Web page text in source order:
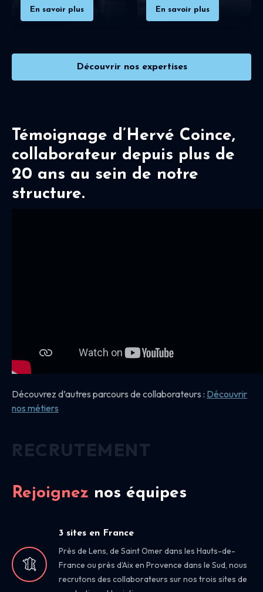
En savoir plus En savoir plus
Découvrir nos expertises
Témoignage d’Hervé Coince,
collaborateur depuis plus de
20 ans au sein de notre
structure.
Découvrez d’autres parcours de collaborateurs : Découvrir
nos métiers
Rejoignez nos équipes
3 sites en France
Près de Lens, de Saint Omer dans les Hauts-de-
France ou près d’Aix en Provence dans le Sud, nous
recrutons des collaborateurs sur nos trois sites de
RECRUTEMENT